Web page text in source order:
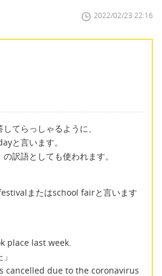
2022/02/23 22:16
てらっしゃるように、
と言います。
訳語としても使われます。
またはschool fairと言います
place last week.
cancelled due to the coronavirus